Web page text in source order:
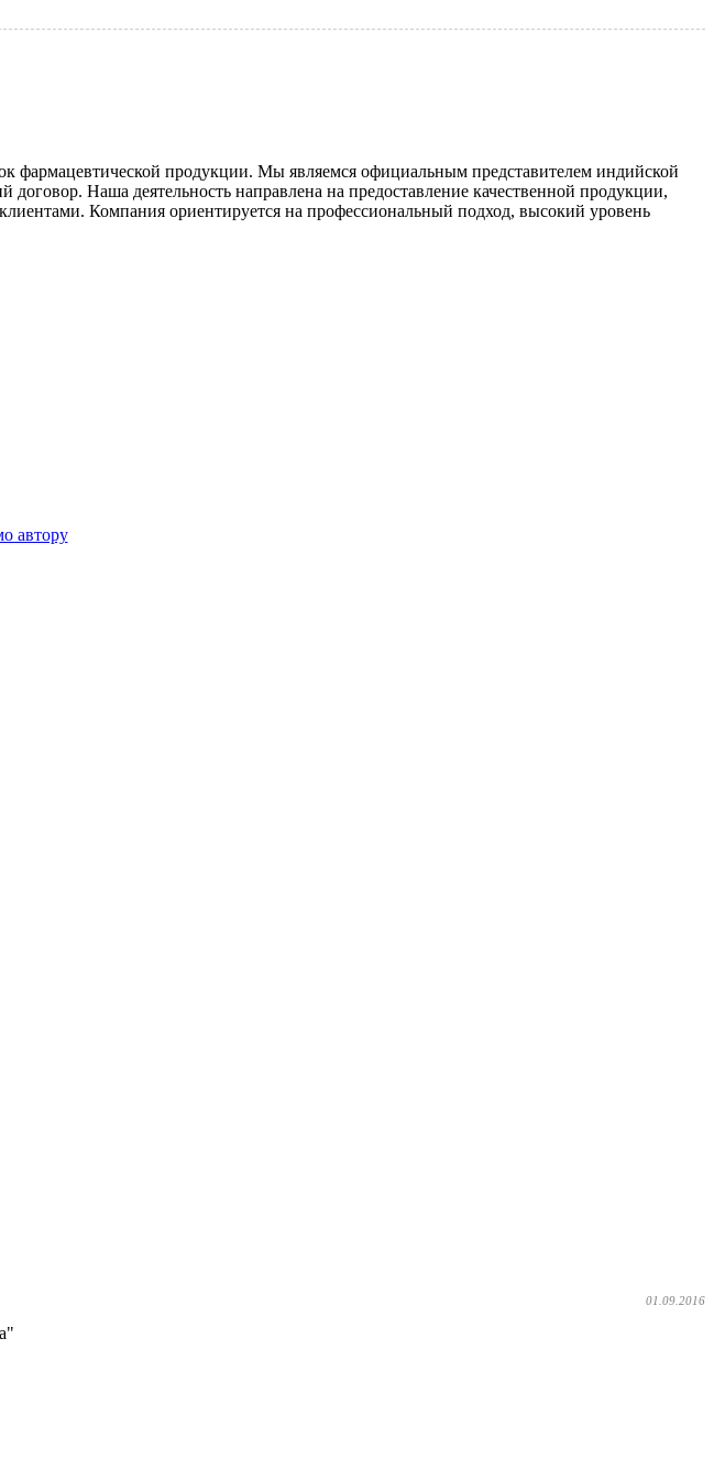
фармацевтической продукции. Мы являемся официальным представителем индийской
Наша деятельность направлена на предоставление качественной продукции,
Компания ориентируется на профессиональный подход, высокий уровень
автору
01.09.2016